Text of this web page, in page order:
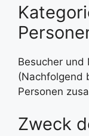
Besucher und
(Nachfolgend
Personen
Zweck